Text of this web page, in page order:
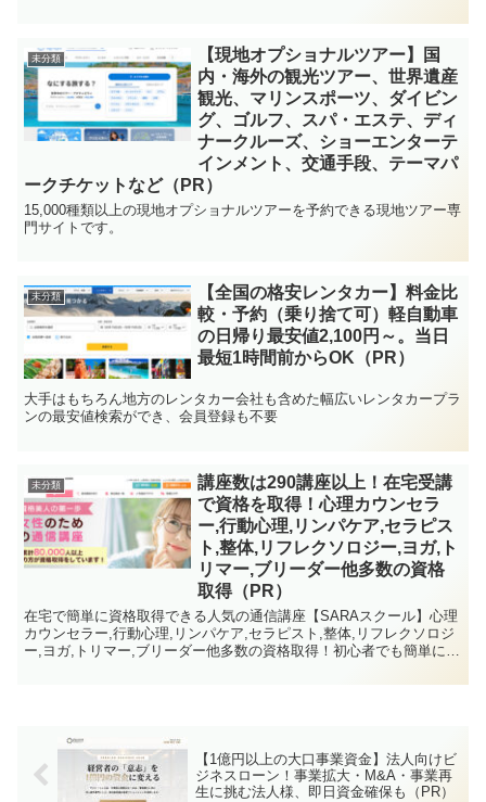
未分類
【現地オプショナルツアー】国
内・海外の観光ツアー、世界遺産
観光、マリンスポーツ、ダイビン
グ、ゴルフ、スパ・エステ、ディ
ナークルーズ、ショーエンターテ
インメント、交通手段、テーマパ
ークチケットなど（PR）
15,000種類以上の現地オプショナルツアーを予約できる現地ツアー専
門サイトです。
未分類
【全国の格安レンタカー】料金比
較・予約（乗り捨て可）軽自動車
の日帰り最安値2,100円～。当日
最短1時間前からOK（PR）
大手はもちろん地方のレンタカー会社も含めた幅広いレンタカープラ
ンの最安値検索ができ、会員登録も不要
未分類
講座数は290講座以上！在宅受講
で資格を取得！心理カウンセラ
ー,行動心理,リンパケア,セラピス
ト,整体,リフレクソロジー,ヨガ,ト
リマー,ブリーダー他多数の資格
取得（PR）
在宅で簡単に資格取得できる人気の通信講座【SARAスクール】心理
カウンセラー,行動心理,リンパケア,セラピスト,整体,リフレクソロジ
ー,ヨガ,トリマー,ブリーダー他多数の資格取得！初心者でも簡単に資
【1億円以上の大口事業資金】法人向けビ
ジネスローン！事業拡大・M&A・事業再
生に挑む法人様、即日資金確保も（PR）